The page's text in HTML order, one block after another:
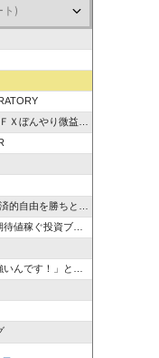
んやり微益ブログ
由を勝ちとる方法
稼ぐ投資ブログ
！」と叫びたい。